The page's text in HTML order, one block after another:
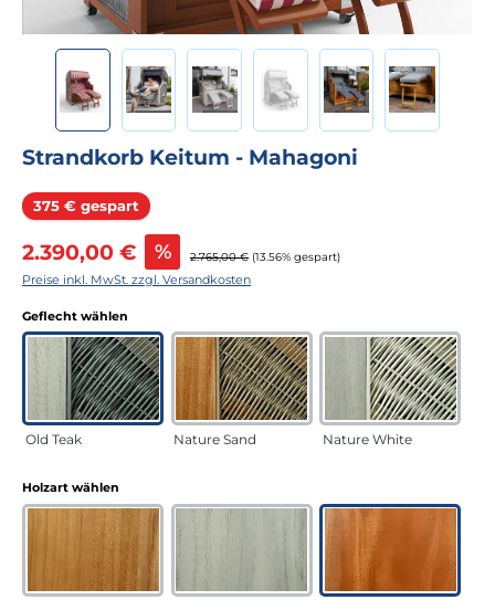
Strandkorb Keitum - Mahagoni
375 € gespart Rabatt
Verkaufspreis:
2.390,00 € % Regulärer Preis:
2.765,00 € (13.56% gespart)
Preise inkl. MwSt. zzgl. Versandkosten
Geflecht wählen
Old Teak Nature Sand Nature White
Holzart wählen